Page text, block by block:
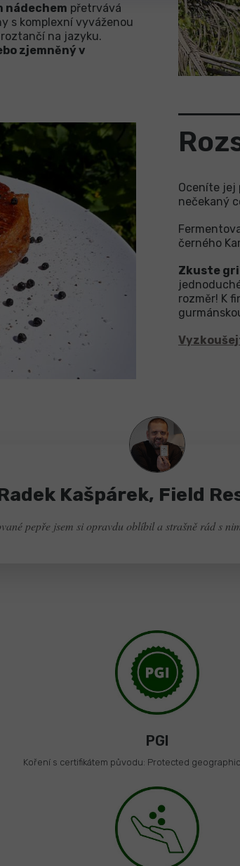
nádechem přetrvává
s komplexní vyváženou
na jazyku.
zjemněný v
Oceníte jej
nečekaný
černého
Zkuste
rozměr! K
Kašpárek, Field
pepře jsem si opravdu oblíbil a strašně rád s
PGI
Koření s certifikátem původu: Protected